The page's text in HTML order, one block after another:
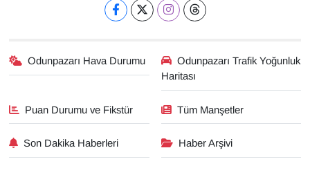
Odunpazarı Hava Durumu
Odunpazarı Trafik Yoğunluk
Haritası
Puan Durumu ve Fikstür Tüm Manşetler
Son Dakika Haberleri Haber Arşivi